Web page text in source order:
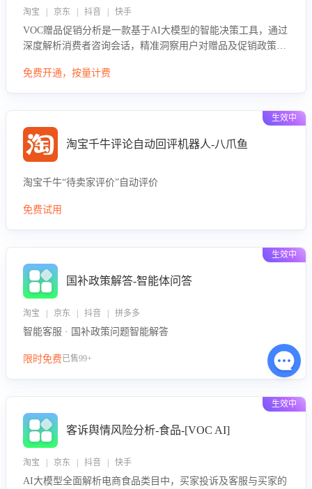
淘宝 | 京东 | 抖音 | 快手
VOC赠品促销分析是一款基于AI大模型的智能决策工具，通过
深度解析消费者咨询会话，精准洞察用户对赠品及促销政策的
求，帮助企业制定个性化赠品组合策略，优化资源投放并淘汰
免费开通，按量计费
生效中
淘宝千牛评论自动回评机器人-八爪鱼
淘宝千牛“待卖家评价”自动评价
免费试用
生效中
国补政策解答-智能体问答
淘宝 | 京东 | 抖音 | 拼多多
智能客服 · 国补政策问题智能解答
限时免费已售99+
生效中
客诉舆情风险分析-食品-[VOC AI]
淘宝 | 京东 | 抖音 | 快手
AI大模型全面解析电商食品类目中，买家投诉及客服与买家的